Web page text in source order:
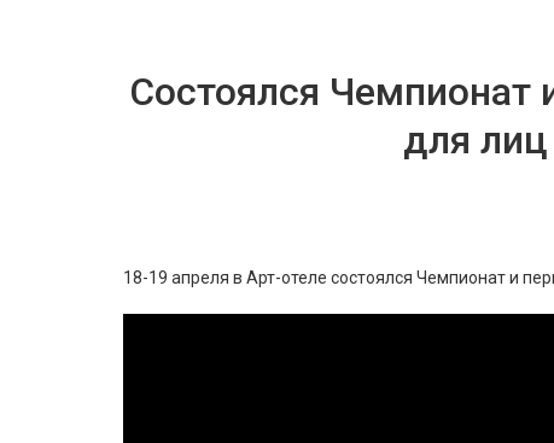
Состоялся Чемпионат
для
18-19 апреля в Арт-отеле состоялся Чемпионат и